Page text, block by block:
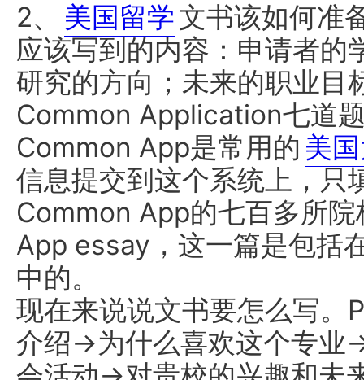
2、
美国留学文书该如何准
应该写到的内容：申请者的
研究的方向；未来的职业目
Common Application七道
Common App是常用的 美
信息提交到这个系统上，只
Common App的七百多所
App essay，这一篇是包括
中的。
现在来说说文书要怎么写。
介绍->为什么喜欢这个专业